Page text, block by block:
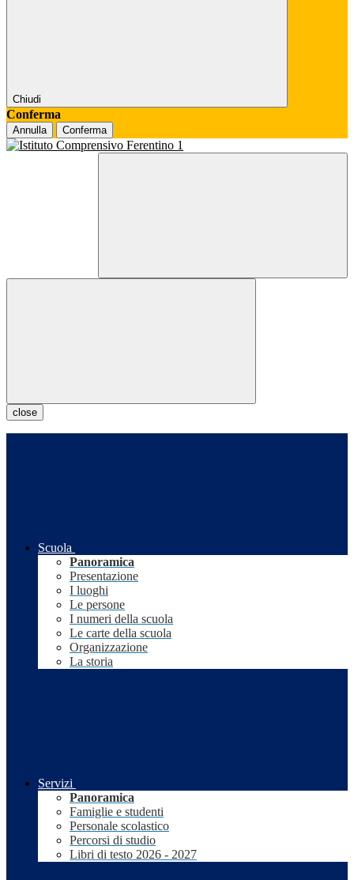
Chiudi
Conferma
Annulla Conferma
close
Scuola
Panoramica
Presentazione
I luoghi
Le persone
I numeri della scuola
Le carte della scuola
Organizzazione
La storia
Servizi
Panoramica
Famiglie e studenti
Personale scolastico
Percorsi di studio
Libri di testo 2026 - 2027